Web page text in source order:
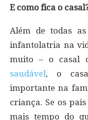
E como fica o
Além de todas as
infantolatria na
muito – o casal
saudável, o
importante na
criança. Se os
mais tempo do